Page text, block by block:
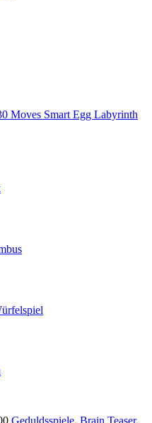
Smart Egg Labyrinth